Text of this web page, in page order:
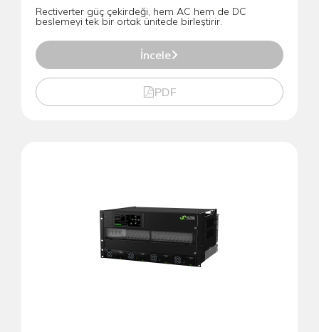
Rectiverter güç çekirdeği, hem AC hem de DC
beslemeyi tek bir ortak ünitede birleştirir.
İncele
PDF